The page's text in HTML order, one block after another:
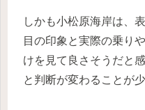
しかも小松原海岸は、
目の印象と実際の乗り
けを見て良さそうだと
と判断が変わることが